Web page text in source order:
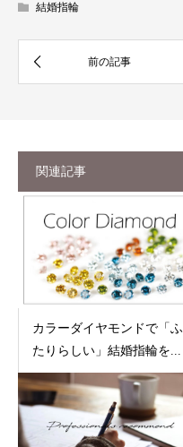
結婚指輪
関連記事
カラーダイヤモンドで「ふ
たりらしい」結婚指輪を...